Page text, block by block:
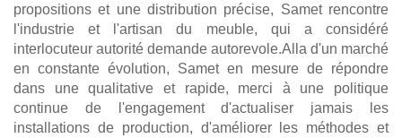
propositions et une distribution précise, Samet rencontre
l'industrie et l'artisan du meuble, qui a considéré
interlocuteur autorité demande autorevole.Alla d'un marché
en constante évolution, Samet en mesure de répondre
dans une qualitative et rapide, merci à une politique
continue de l'engagement d'actualiser jamais les
installations de production, d'améliorer les méthodes et